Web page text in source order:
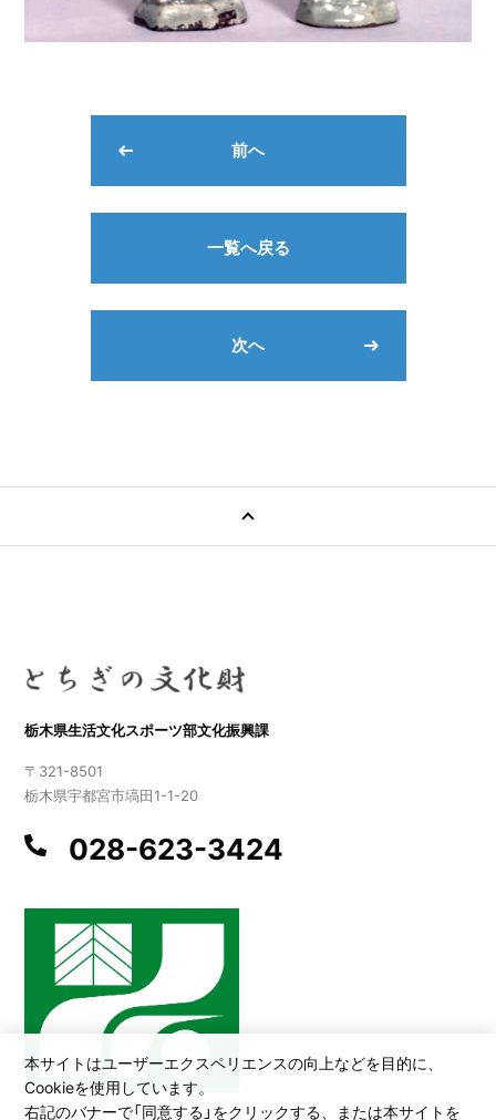
本サイトはユーザーエクスペリエンスの向上などを目的に、
Cookieを使用しています。
右記のバナーで「同意する」をクリックする、または本サイトを
前へ
一覧へ戻る
次へ
栃木県生活文化スポーツ部文化振興課
〒321-8501
栃木県宇都宮市塙田1-1-20
028-623-3424